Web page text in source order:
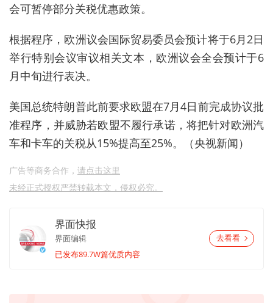
会可暂停部分关税优惠政策。
根据程序，欧洲议会国际贸易委员会预计将于6月2日
举行特别会议审议相关文本，欧洲议会全会预计于6
月中旬进行表决。
美国总统特朗普此前要求欧盟在7月4日前完成协议批
准程序，并威胁若欧盟不履行承诺，将把针对欧洲汽
车和卡车的关税从15%提高至25%。（央视新闻）
广告等商务合作， 请点击这里
未经正式授权严禁转载本文，侵权必究。
界面快报
界面编辑
已发布89.7W篇优质内容
去看看